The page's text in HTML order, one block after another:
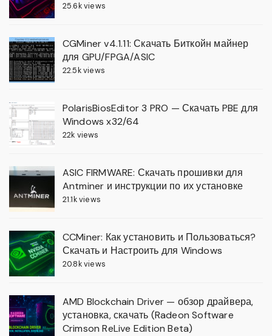
25.6k views
CGMiner v4.1.11: Скачать Биткойн майнер
для GPU/FPGA/ASIC
22.5k views
PolarisBiosEditor 3 PRO — Скачать PBE для
Windows x32/64
22k views
ASIC FIRMWARE: Скачать прошивки для
Antminer и инструкции по их установке
21.1k views
CCMiner: Как установить и Пользоваться?
Скачать и Настроить для Windows
20.8k views
AMD Blockchain Driver — обзор драйвера,
установка, скачать (Radeon Software
Crimson ReLive Edition Beta)